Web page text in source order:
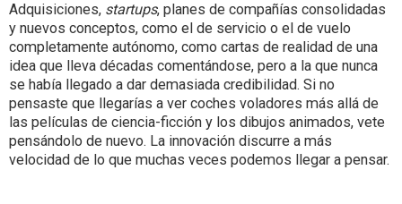
Adquisiciones, startups, planes de compañías consolidadas
y nuevos conceptos, como el de servicio o el de vuelo
completamente autónomo, como cartas de realidad de una
idea que lleva décadas comentándose, pero a la que nunca
se había llegado a dar demasiada credibilidad. Si no
pensaste que llegarías a ver coches voladores más allá de
las películas de ciencia-ficción y los dibujos animados, vete
pensándolo de nuevo. La innovación discurre a más
velocidad de lo que muchas veces podemos llegar a pensar.